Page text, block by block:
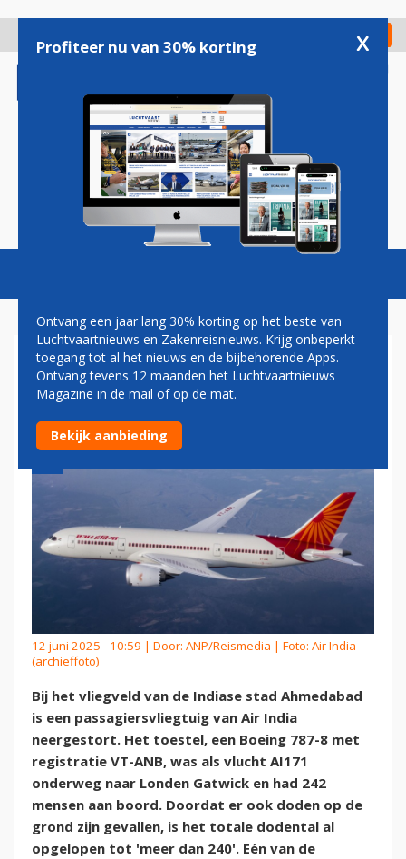
gaan
Check in
Magazine Podcasts Vacatures
BOEING 787 VAN AIR INDIA
NEERGESTORT
12 juni 2025 - 10:59 | Door: ANP/Reismedia | Foto: Air India
(archieffoto)
Bij het vliegveld van de Indiase stad Ahmedabad
is een passagiersvliegtuig van Air India
neergestort. Het toestel, een Boeing 787-8 met
registratie VT-ANB, was als vlucht AI171
onderweg naar Londen Gatwick en had 242
mensen aan boord. Doordat er ook doden op de
grond zijn gevallen, is het totale dodental al
opgelopen tot 'meer dan 240'. Eén van de
Profiteer nu van 30% korting x
Ontvang een jaar lang 30% korting op het beste van
Luchtvaartnieuws en Zakenreisnieuws. Krijg onbeperkt
toegang tot al het nieuws en de bijbehorende Apps.
Ontvang tevens 12 maanden het Luchtvaartnieuws
Magazine in de mail of op de mat.
Bekijk aanbieding